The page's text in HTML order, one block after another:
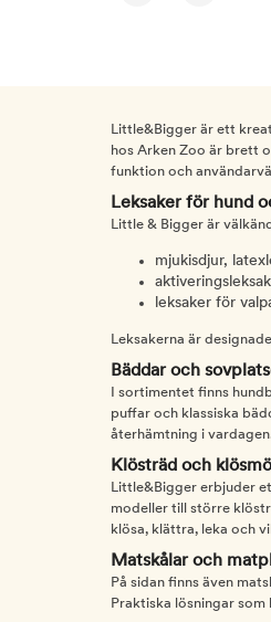
Little&Bigger är ett
hos Arken Zoo är brett
funktion och
Leksaker för hund
Little & Bigger är
mjukisdjur,
leksaker för
Leksakerna är
Bäddar och
I sortimentet finns
puffar och klassiska
återhämtning i
Klösträd och
Little&Bigger erbjuder
modeller till större
klösa, klättra, leka och
Matskålar och
På sidan finns även
Praktiska lösningar